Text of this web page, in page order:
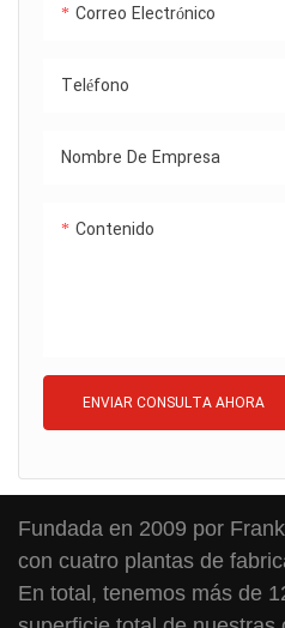
Correo Electrónico
Teléfono
Nombre De Empresa
Contenido
ENVIAR CONSULTA AHORA
Fundada en 2009 por
con cuatro plantas de
En total, tenemos más de